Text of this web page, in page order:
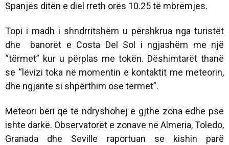
Spanjës ditën e diel rreth orës 10.25 të mbrëmjes.
Topi i madh i shndrritshëm u përshkrua nga turistët
dhe banorët e Costa Del Sol i ngjashëm me një
“tërmet” kur u përplas me tokën. Dëshimtarët thanë
se “lëvizi toka në momentin e kontaktit me meteorin,
dhe ngjante si shpërthim ose tërmet”.
Meteori bëri që të ndryshohej e gjthë zona edhe pse
ishte darkë. Observatorët e zonave në Almeria, Toledo,
Granada dhe Seville raportuan se kishin parë